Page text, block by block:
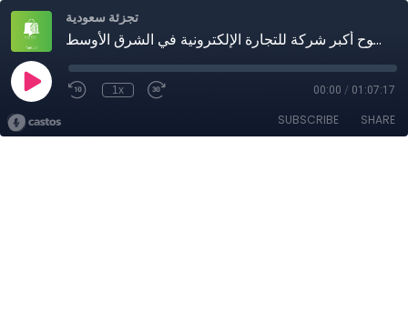
تجزئة سعودية
تجزئة سعودية: الحلقة الثامنة ـ تميم الغنام | طموح أكبر شركة للتجارة الإلكترونية في الشرق الأوسط
1x 00:00 / 01:07:17
SUBSCRIBE SHARE